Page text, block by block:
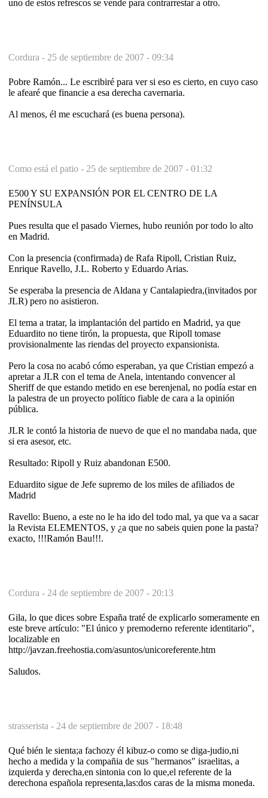
uno de estos refrescos se vende para contrarrestar a otro.
Cordura - 25 de septiembre de 2007 - 09:34
Pobre Ramón... Le escribiré para ver si eso es cierto, en cuyo caso
le afearé que financie a esa derecha cavernaria.
Al menos, él me escuchará (es buena persona).
Como está el patio - 25 de septiembre de 2007 - 01:32
E500 Y SU EXPANSIÓN POR EL CENTRO DE LA
PENÍNSULA
Pues resulta que el pasado Viernes, hubo reunión por todo lo alto
en Madrid.
Con la presencia (confirmada) de Rafa Ripoll, Cristian Ruiz,
Enrique Ravello, J.L. Roberto y Eduardo Arias.
Se esperaba la presencia de Aldana y Cantalapiedra,(invitados por
JLR) pero no asistieron.
El tema a tratar, la implantación del partido en Madrid, ya que
Eduardito no tiene tirón, la propuesta, que Ripoll tomase
provisionalmente las riendas del proyecto expansionista.
Pero la cosa no acabó cómo esperaban, ya que Cristian empezó a
apretar a JLR con el tema de Anela, intentando convencer al
Sheriff de que estando metido en ese berenjenal, no podía estar en
la palestra de un proyecto político fiable de cara a la opinión
pública.
JLR le contó la historia de nuevo de que el no mandaba nada, que
si era asesor, etc.
Resultado: Ripoll y Ruiz abandonan E500.
Eduardito sigue de Jefe supremo de los miles de afiliados de
Madrid
Ravello: Bueno, a este no le ha ido del todo mal, ya que va a sacar
la Revista ELEMENTOS, y ¿a que no sabeis quien pone la pasta?
exacto, !!!Ramón Bau!!!.
Cordura - 24 de septiembre de 2007 - 20:13
Gila, lo que dices sobre España traté de explicarlo someramente en
este breve artículo: "El único y premoderno referente identitario",
localizable en
http://javzan.freehostia.com/asuntos/unicoreferente.htm
Saludos.
strasserista - 24 de septiembre de 2007 - 18:48
Qué bién le sienta;a fachozy él kibuz-o como se diga-judio,ni
hecho a medida y la compañia de sus "hermanos" israelitas, a
izquierda y derecha,en sintonia con lo que,el referente de la
derechona española representa,las:dos caras de la misma moneda.